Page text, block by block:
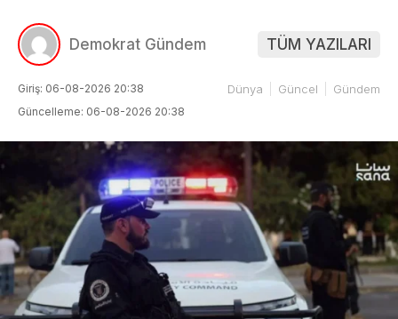
Demokrat Gündem TÜM YAZILARI
Giriş: 06-08-2026 20:38
Güncelleme: 06-08-2026 20:38
Dünya Güncel Gündem